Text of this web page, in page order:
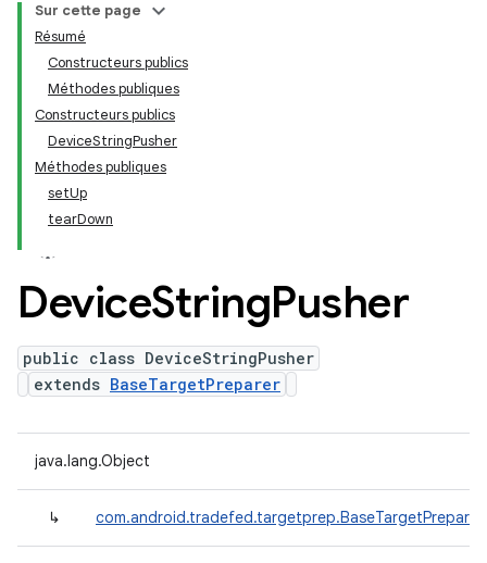
Sur cette page
Résumé
Constructeurs publics
Méthodes publiques
Constructeurs publics
DeviceStringPusher
Méthodes publiques
setUp
tearDown
DeviceStringPusher
public class DeviceStringPusher
extends BaseTargetPreparer
java.lang.Object
↳ com.android.tradefed.targetprep.BaseTargetPreparer